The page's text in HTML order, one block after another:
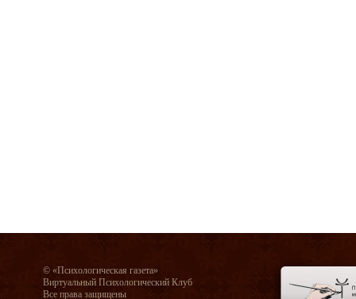
© «Психологическая газета»
Виртуальный Психологический Клуб
Все права защищены